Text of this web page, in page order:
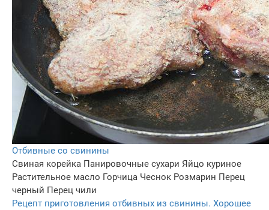
Отбивные со свинины
Свиная корейка Панировочные сухари Яйцо куриное
Растительное масло Горчица Чеснок Розмарин Перец
черный Перец чили
Рецепт приготовления отбивных из свинины. Хорошее